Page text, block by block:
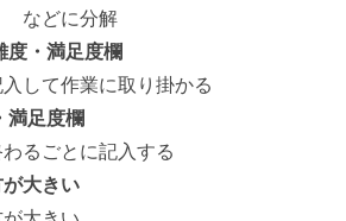
に分解
・満足度欄
て作業に取り掛かる
足度欄
るごとに記入する
大きい